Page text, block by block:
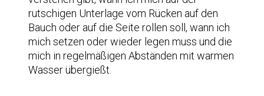
rutschigen Unterlage vom Rücken auf den
Bauch oder auf die Seite rollen soll, wann ich
mich setzen oder wieder legen muss und die
mich in regelmäßigen Abständen mit warmen
Wasser übergießt.